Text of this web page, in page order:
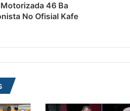
46 Ba
No Ofisial Kafe